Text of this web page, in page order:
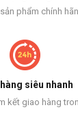
phẩm chính
siêu nhanh
kết giao hàng